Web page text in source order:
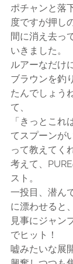
ポチャンと落
度ですが押し
間に消え去っ
いきました。
ルアーなだけ
ブラウンを釣
たんでしょう
て、
「きっとこれ
てスプーンが
って教えてく
考えて、
スト。
一投目、潜ん
に漂わせると、
見事にジャン
でヒット！
嘘みたいな展